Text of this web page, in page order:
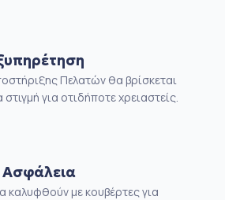
Πελατών θα βρίσκεται
για οτιδήποτε χρειαστείς.
Ασφάλεια
με κουβέρτες για